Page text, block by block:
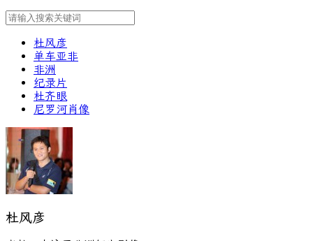
杜风彦
单车亚非
非洲
纪录片
杜齐眼
尼罗河肖像
杜风彦